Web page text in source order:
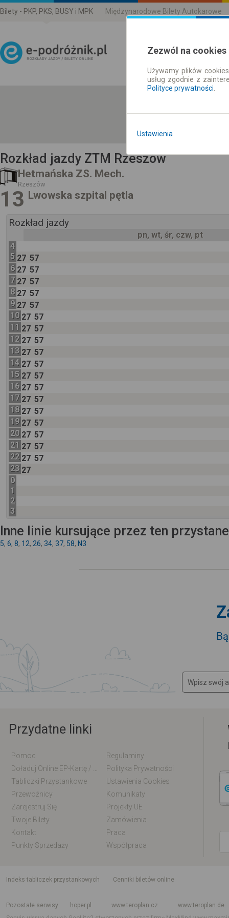
Bilety - PKP, PKS, BUSY i MPK Międzynarodowe Bilety Autokarowe
Rozkład Jazdy | Bilety
Rozkład jazdy ZTM Rzeszów
Hetmańska ZS. Mech.
Rzeszów
13 Lwowska szpital pętla
Rozkład jazdy
pn, wt, śr, czw, pt
4
5 27 57
6 27 57
7 27 57
8 27 57
9 27 57
10 27 57
11 27 57
12 27 57
13 27 57
14 27 57
15 27 57
16 27 57
17 27 57
18 27 57
19 27 57
20 27 57
21 27 57
22 27 57
23 27
0
1
2
3
Inne linie kursujące przez ten
5, 6, 8, 12, 26, 34, 37, 58, N3
Przydatne linki
Pomoc
Regulaminy
Polityka Prywatności
Tabliczki Przystankowe
Ustawienia Cookies
Przewoźnicy
Komunikaty
Zarejestruj Się
Projekty UE
Twoje Bilety
Zamówienia
Kontakt
Praca
Punkty Sprzedaży
Współpraca
indeks tabliczek przystankowych
Cenniki biletów online
Pozostałe serwisy
hoper.pl www.teroplan.cz
www.teroplan.de
Zezwól na cookies
Używamy plików
usług zgodnie z
Polityce prywatności
Ustawienia